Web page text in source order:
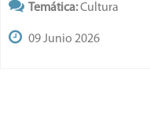
Temática:Cultura
09 Junio 2026